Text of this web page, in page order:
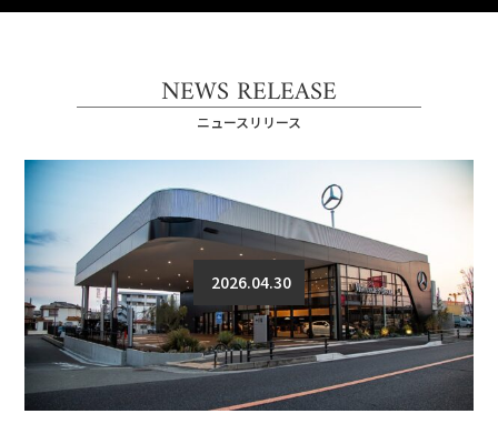
NEWS RELEASE
ニュースリリース
2026.04.30